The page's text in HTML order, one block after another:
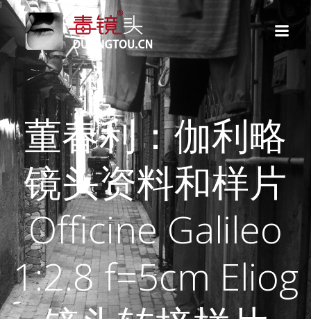
到
内
容
董春利：伽利略
镜头资料和样片
Officine Galileo
1:2.8 f=5cm Eliog